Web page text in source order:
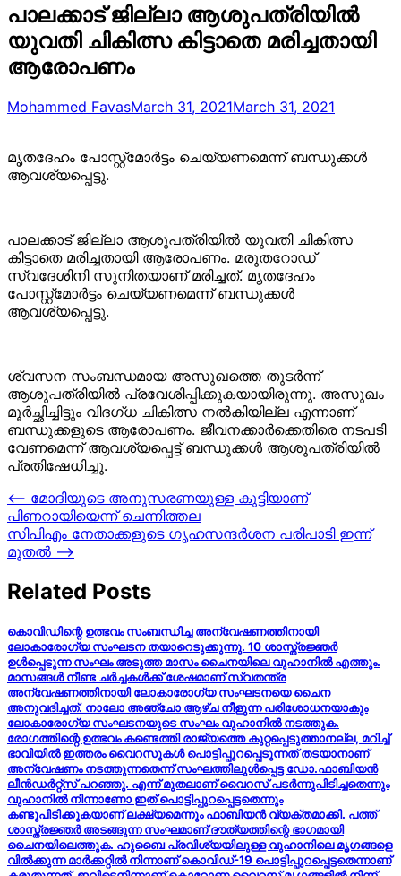
പാലക്കാട് ജില്ലാ ആശുപത്രിയില്‍
യുവതി ചികിത്സ കിട്ടാതെ മരിച്ചതായി
ആരോപണം
Mohammed FavasMarch 31, 2021March 31, 2021
മൃതദേഹം പോസ്റ്റ്മോർട്ടം ചെയ്യണമെന്ന് ബന്ധുക്കള്‍
ആവശ്യപ്പെട്ടു.
പാലക്കാട് ജില്ലാ ആശുപത്രിയിൽ യുവതി ചികിത്സ
കിട്ടാതെ മരിച്ചതായി ആരോപണം. മരുതറോഡ്
സ്വദേശിനി സുനിതയാണ് മരിച്ചത്. മൃതദേഹം
പോസ്റ്റ്മോർട്ടം ചെയ്യണമെന്ന് ബന്ധുക്കള്‍
ആവശ്യപ്പെട്ടു.
ശ്വസന സംബന്ധമായ അസുഖത്തെ തുടർന്ന്
ആശുപത്രിയില്‍ പ്രവേശിപ്പിക്കുകയായിരുന്നു. അസുഖം
മൂർച്ഛിച്ചിട്ടും വിദഗ്ധ ചികിത്സ നല്‍കിയില്ല എന്നാണ്
ബന്ധുക്കളുടെ ആരോപണം. ജീവനക്കാർക്കെതിരെ നടപടി
വേണമെന്ന് ആവശ്യപ്പെട്ട് ബന്ധുക്കൾ ആശുപത്രിയില്‍
പ്രതിഷേധിച്ചു.
Post
navigation
⟵ മോദിയുടെ അനുസരണയുള്ള കുട്ടിയാണ്
പിണറായിയെന്ന് ചെന്നിത്തല
സിപിഎം നേതാക്കളുടെ ഗൃഹസന്ദർശന പരിപാടി ഇന്ന്
മുതൽ ⟶
Related Posts
കൊവിഡിന്റെ ഉത്ഭവം സംബന്ധിച്ച അന്വേഷണത്തിനായി
ലോകാരോഗ്യ സംഘടന തയാറെടുക്കുന്നു. 10 ശാസ്ത്രജ്ഞര്‍
ഉള്‍പ്പെടുന്ന സംഘം അടുത്ത മാസം ചൈനയിലെ വുഹാനില്‍ എത്തും.
മാസങ്ങള്‍ നീണ്ട ചര്‍ച്ചകള്‍ക്ക് ശേഷമാണ് സ്വതന്ത്ര
അന്വേഷണത്തിനായി ലോകാരോഗ്യ സംഘടനയെ ചൈന
അനുവദിച്ചത്. നാലോ അഞ്ചോ ആഴ്ച നീളുന്ന പരിശോധനയാകും
ലോകാരോഗ്യ സംഘടനയുടെ സംഘം വുഹാനില്‍ നടത്തുക.
രോഗത്തിന്റെ ഉത്ഭവം കണ്ടെത്തി രാജ്യത്തെ കുറ്റപ്പെടുത്താനല്ല, മറിച്ച്
ഭാവിയില്‍ ഇത്തരം വൈറസുകള്‍ പൊട്ടിപ്പുറപ്പെടുന്നത് തടയാനാണ്
അന്വേഷണം നടത്തുന്നതെന്ന് സംഘത്തിലുള്‍പ്പെട്ട ഡോ.ഫാബിയന്‍
ലീന്‍ഡര്‍റ്റ്സ് പറഞ്ഞു. എന്ന് മുതലാണ് വൈറസ് പടര്‍ന്നുപിടിച്ചതെന്നും
വുഹാനില്‍ നിന്നാണോ ഇത് പൊട്ടിപ്പുറപ്പെട്ടതെന്നും
കണ്ടുപിടിക്കുകയാണ് ലക്ഷ്യമെന്നും ഫാബിയന്‍ വ്യക്തമാക്കി. പത്ത്
ശാസ്ത്രജ്ഞര്‍ അടങ്ങുന്ന സംഘമാണ് ദൗത്യത്തിന്റെ ഭാഗമായി
ചൈനയിലെത്തുക. ഹുബൈ പ്രവിശ്യയിലുള്ള വുഹാനിലെ മൃഗങ്ങളെ
വില്‍ക്കുന്ന മാര്‍ക്കറ്റില്‍ നിന്നാണ് കൊവിഡ്-19 പൊട്ടിപ്പുറപ്പെട്ടതെന്നാണ്